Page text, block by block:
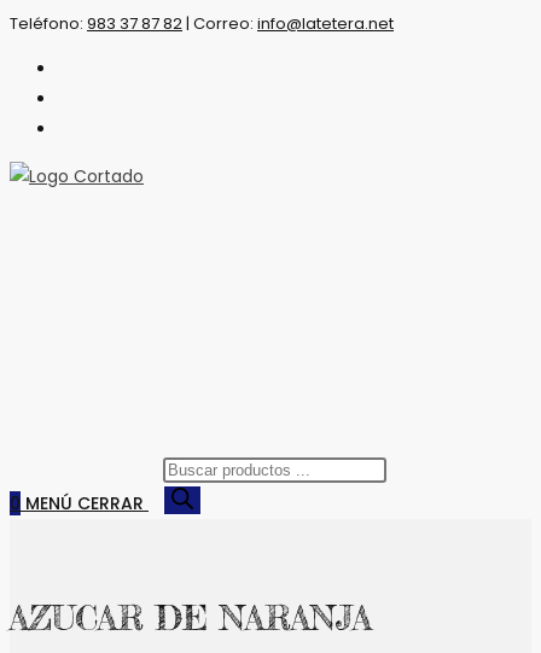
Saltar
Teléfono: 983 37 87 82| Correo: info@latetera.net
0 MENÚ CERRAR
Búsqueda
de
AZUCAR DE NARANJA